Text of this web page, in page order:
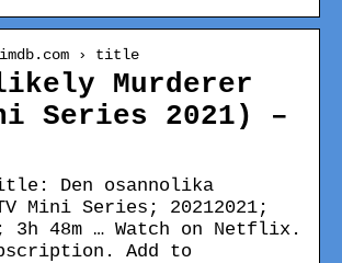
› title
Murderer
Series 2021) –
Den osannolika
Mini Series; 20212021;
3h 48m … Watch on Netflix.
Add to